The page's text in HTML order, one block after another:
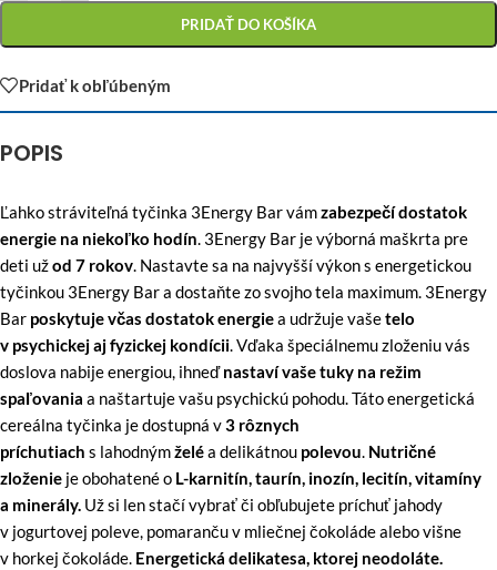
PRIDAŤ DO KOŠÍKA
Pridať k obľúbeným
POPIS
Ľahko stráviteľná tyčinka 3Energy Bar vámzabezpečí dostatok
energie na niekoľko hodín. 3Energy Bar je výborná maškrta pre
deti užod 7 rokov. Nastavte sa na najvyšší výkon s energetickou
tyčinkou 3Energy Bar a dostaňte zo svojho tela maximum. 3Energy
Bar poskytuje včas dostatok energiea udržuje vašetelo
v psychickej aj fyzickej kondícii. Vďaka špeciálnemu zloženiu vás
doslova nabije energiou, ihneďnastaví vaše tuky na režim
spaľovania a naštartuje vašu psychickú pohodu. Táto energetická
cereálna tyčinka je dostupná v3 rôznych
príchutiach s lahodnýmželéa delikátnou polevou. Nutričné
zloženie je obohatené o L-karnitín, taurín, inozín, lecitín, vitamíny
a minerály. Už si len stačí vybrať či obľubujete príchuť jahody
v jogurtovej poleve, pomaranču v mliečnej čokoláde alebo višne
v horkej čokoláde. Energetická delikatesa, ktorej neodoláte.